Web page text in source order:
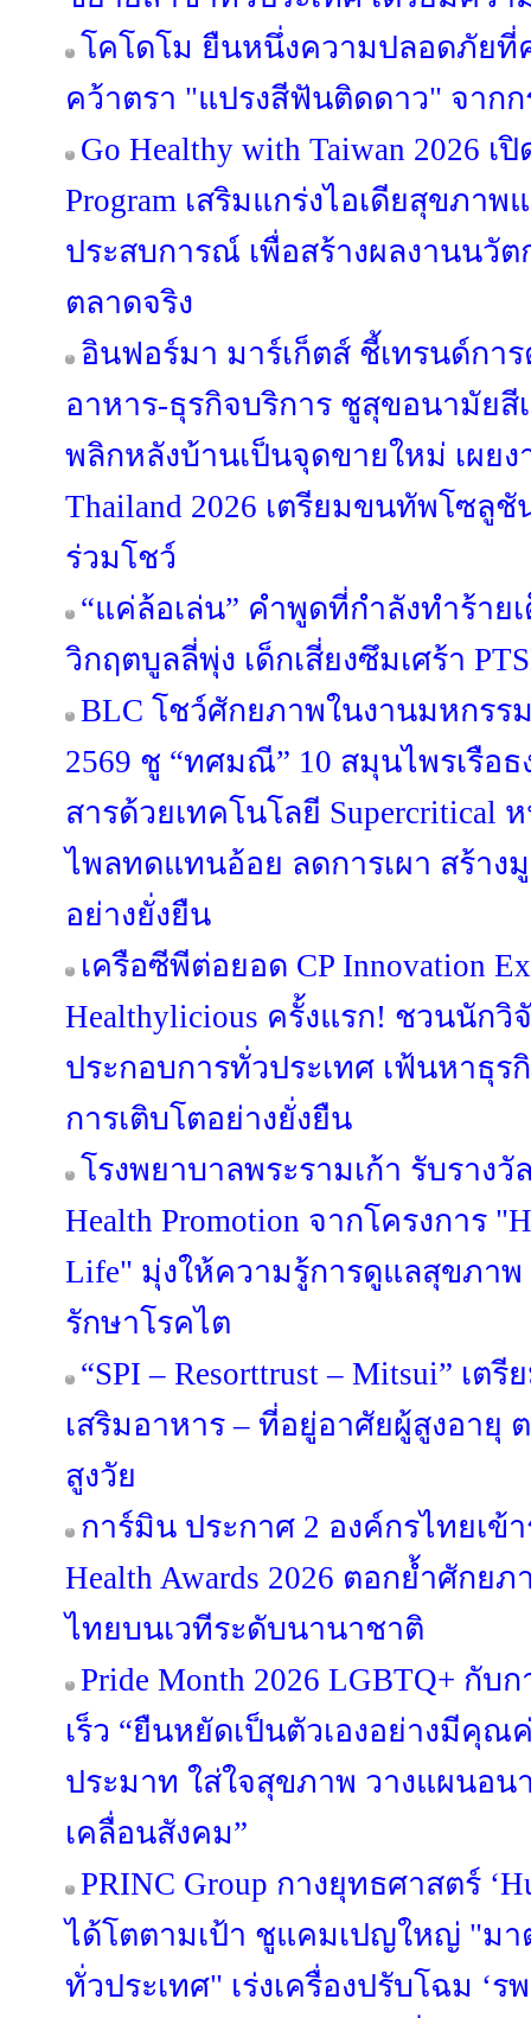
โคโดโม ยืนหนึ่งความปลอดภัย
คว้าตรา "แปรงสีฟันติดดาว" จาก
Go Healthy with Taiwan 2026 เ
Program เสริมแกร่งไอเดียสุขภา
ประสบการณ์ เพื่อสร้างผลงานนวั
ตลาดจริง
อินฟอร์มา มาร์เก็ตส์ ชี้เทรนด์กา
อาหาร-ธุรกิจบริการ ชูสุขอนามัยสี
พลิกหลังบ้านเป็นจุดขายใหม่ เผยง
Thailand 2026 เตรียมขนทัพโซลู
ร่วมโชว์
“แค่ล้อเล่น” คำพูดที่กำลังทำร้าย
วิกฤตบูลลี่พุ่ง เด็กเสี่ยงซึมเศร้า
BLC โชว์ศักยภาพในงานมหกร
2569 ชู “ทศมณี” 10 สมุนไพรเรือ
สารด้วยเทคโนโลยี Supercritical
ไพลทดแทนอ้อย ลดการเผา สร้าง
อย่างยั่งยืน
เครือซีพีต่อยอด CP Innovation
Healthylicious ครั้งแรก! ชวนนัก
ประกอบการทั่วประเทศ เฟ้นหาธุ
การเติบโตอย่างยั่งยืน
โรงพยาบาลพระรามเก้า รับรางวั
Health Promotion จากโครงการ
Life" มุ่งให้ความรู้การดูแลสุขภาพ
รักษาโรคไต
“SPI – Resorttrust – Mitsui” เ
เสริมอาหาร – ที่อยู่อาศัยผู้สูงอายุ
สูงวัย
การ์มิน ประกาศ 2 องค์กรไทยเข้
Health Awards 2026 ตอกย้ำศัก
ไทยบนเวทีระดับนานาชาติ
Pride Month 2026 LGBTQ+ กับ
เร็ว “ยืนหยัดเป็นตัวเองอย่างมีคุณ
ประมาท ใส่ใจสุขภาพ วางแผนอน
เคลื่อนสังคม”
PRINC Group กางยุทธศาสตร์
ได้โตตามเป้า ชูแคมเปญใหญ่ "มา
ทั่วประเทศ" เร่งเครื่องปรับโฉม ‘